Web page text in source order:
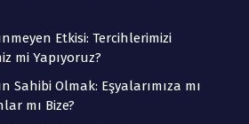
Etkisi: Tercihlerimizi
mi Yapıyoruz?
Sahibi Olmak: Eşyalarımıza mı
mı Bize?